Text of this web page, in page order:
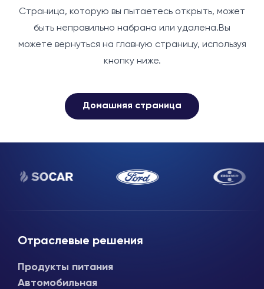
Страница, которую вы пытаетесь открыть, может
быть неправильно набрана или удалена.Вы
можете вернуться на главную страницу, используя
кнопку ниже.
Домашняя страница
Отраслевые решения
Продукты питания
Автомобильная